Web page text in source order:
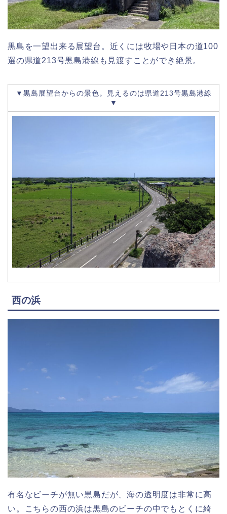
黒島を一望出来る展望台。近くには牧場や日本の道100
選の県道213号黒島港線も見渡すことができ絶景。
▼黒島展望台からの景色。見えるのは県道213号黒島港線
▼
西の浜
有名なビーチが無い黒島だが、海の透明度は非常に高
い。こちらの西の浜は黒島のビーチの中でもとくに綺